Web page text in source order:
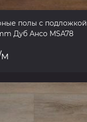
полы с
Дуб Ансо MSA78